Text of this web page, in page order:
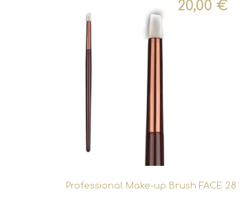
Professional Make-up Brush FACE 28
20,00€